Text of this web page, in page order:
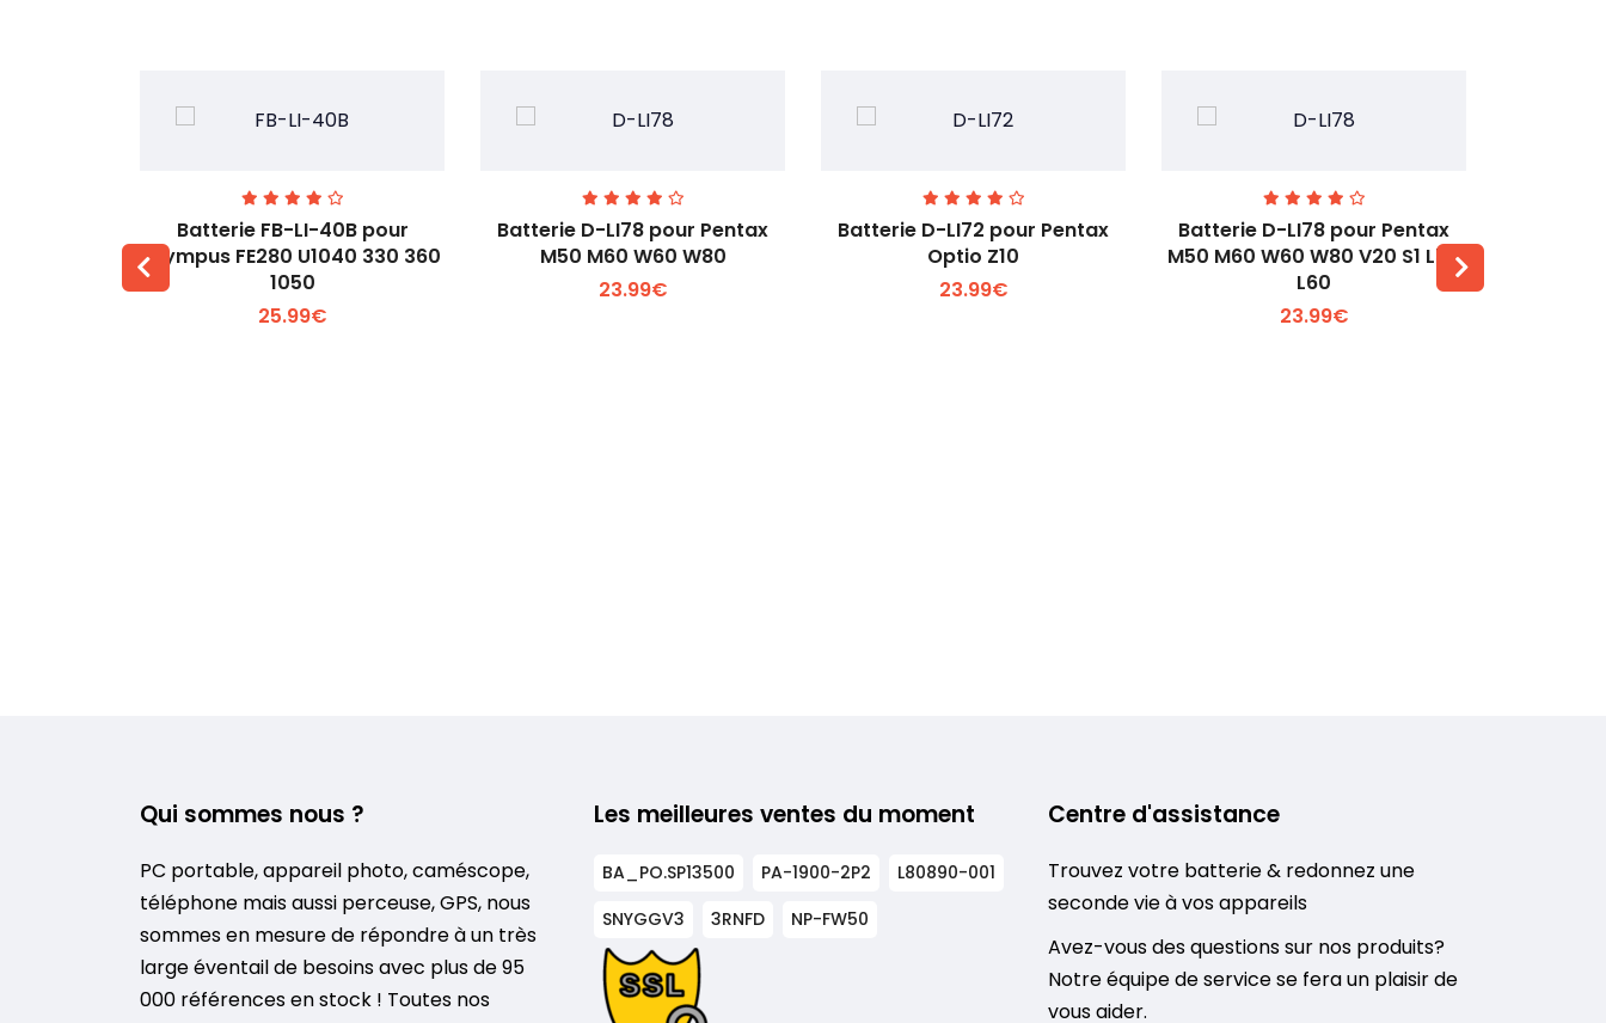
Voir plus +
Batterie FB-LI-40B pour
Olympus FE280 U1040 330 360
1050
25.99€
Voir plus +
Batterie D-LI78 pour Pentax
M50 M60 W60 W80
23.99€
Voir plus +
Batterie D-LI72 pour Pentax
Optio Z10
23.99€
Voir plus +
Batterie D-LI78 pour Pentax
M50 M60 W60 W80 V20 S1 L50
L60
23.99€
Qui sommes nous ?
PC portable, appareil photo, caméscope,
téléphone mais aussi perceuse, GPS, nous
sommes en mesure de répondre à un très
large éventail de besoins avec plus de 95
000 références en stock ! Toutes nos
Les meilleures ventes du moment
BA_PO.SP13500 PA-1900-2P2
L80890-001
SNYGGV3
3RNFD NP-FW50
Centre d'assistance
Trouvez votre batterie & redonnez une
seconde vie à vos appareils
Avez-vous des questions sur nos produits?
Notre équipe de service se fera un plaisir de
vous aider.